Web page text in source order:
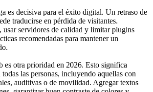
es decisiva para el éxito digital. Un retraso de
traducirse en pérdida de visitantes.
usar servidores de calidad y limitar plugins
recomendadas para mantener un
es otra prioridad en 2026. Esto significa
todas las personas, incluyendo aquellas con
auditivas o de movilidad. Agregar textos